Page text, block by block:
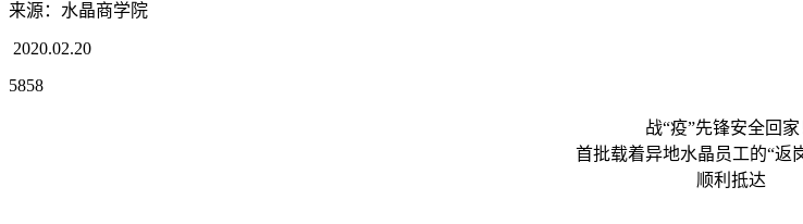
来源：水晶商学院
2020.02.20
5858
战“疫”先锋安全回家
首批载着异地水晶员工的“返
顺利抵达